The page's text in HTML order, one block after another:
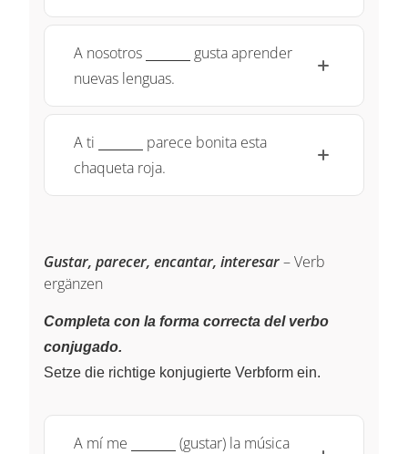
A nosotros \underline{~\qquad~}
gusta aprender
nuevas lenguas.
A ti \underline{~\qquad~}
parece bonita esta
chaqueta roja.
Gustar, parecer, encantar, interesar– Verb
ergänzen
Completa con la forma correcta del verbo
conjugado.
Setze die richtige konjugierte Verbform ein.
A mí me \underline{~\qquad~}
(gustar) la música